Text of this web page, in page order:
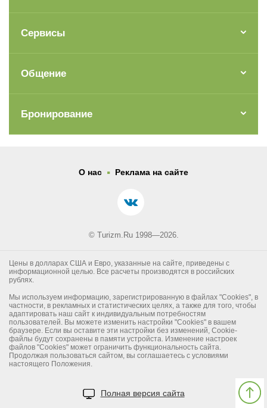
Сервисы
Общение
Бронирование
О нас . Реклама на сайте
© Turizm.Ru 1998—2026.
Цены в долларах США и Евро, указанные на сайте, приведены с
информационной целью. Все расчеты производятся в российских
рублях.
Мы используем информацию, зарегистрированную в файлах "Cookies", в
частности, в рекламных и статистических целях, а также для того, чтобы
адаптировать наш сайт к индивидуальным потребностям
пользователей. Вы можете изменить настройки "Cookies" в вашем
браузере. Если вы оставите эти настройки без изменений, Cookie-
файлы будут сохранены в памяти устройста. Изменение настроек
файлов "Cookies" может ограничить функциональность сайта.
Продолжая пользоваться сайтом, вы соглашаетесь с условиями
настоящего Положения.
Полная версия сайта